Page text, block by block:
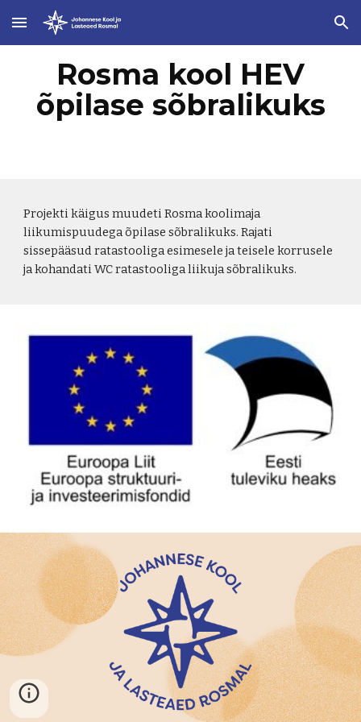
Skip to main content Skip to navigation
Rosma kool HEV
õpilase sõbralikuks
Projekti käigus muudeti Rosma koolimaja
liikumispuudega õpilase sõbralikuks. Rajati
sissepääsud ratastooliga esimesele ja teisele korrusele
ja kohandati WC ratastooliga liikuja sõbralikuks.